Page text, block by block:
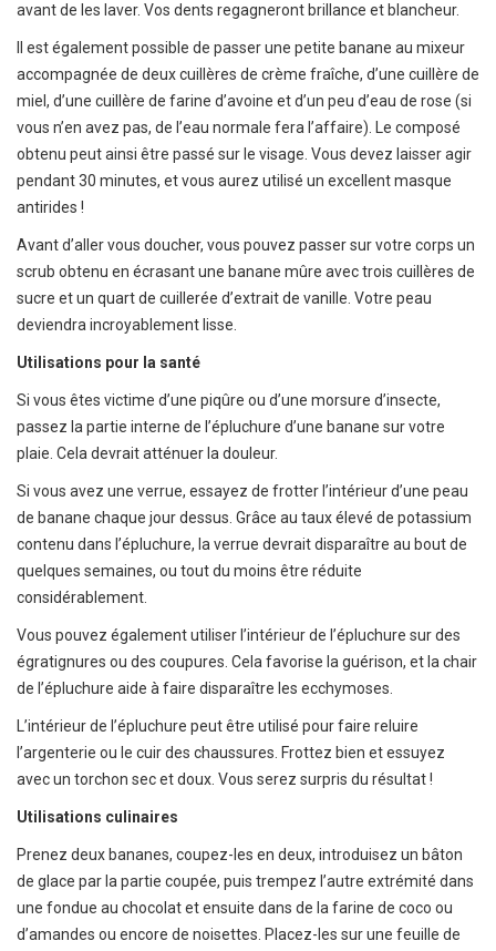
avant de les laver. Vos dents regagneront brillance et blancheur.
Il est également possible de passer une petite banane au mixeur
accompagnée de deux cuillères de crème fraîche, d’une cuillère de
miel, d’une cuillère de farine d’avoine et d’un peu d’eau de rose (si
vous n’en avez pas, de l’eau normale fera l’affaire). Le composé
obtenu peut ainsi être passé sur le visage. Vous devez laisser agir
pendant 30 minutes, et vous aurez utilisé un excellent masque
antirides !
Avant d’aller vous doucher, vous pouvez passer sur votre corps un
scrub obtenu en écrasant une banane mûre avec trois cuillères de
sucre et un quart de cuillerée d’extrait de vanille. Votre peau
deviendra incroyablement lisse.
Utilisations pour la santé
Si vous êtes victime d’une piqûre ou d’une morsure d’insecte,
passez la partie interne de l’épluchure d’une banane sur votre
plaie. Cela devrait atténuer la douleur.
Si vous avez une verrue, essayez de frotter l’intérieur d’une peau
de banane chaque jour dessus. Grâce au taux élevé de potassium
contenu dans l’épluchure, la verrue devrait disparaître au bout de
quelques semaines, ou tout du moins être réduite
considérablement.
Vous pouvez également utiliser l’intérieur de l’épluchure sur des
égratignures ou des coupures. Cela favorise la guérison, et la chair
de l’épluchure aide à faire disparaître les ecchymoses.
L’intérieur de l’épluchure peut être utilisé pour faire reluire
l’argenterie ou le cuir des chaussures. Frottez bien et essuyez
avec un torchon sec et doux. Vous serez surpris du résultat !
Utilisations culinaires
Prenez deux bananes, coupez-les en deux, introduisez un bâton
de glace par la partie coupée, puis trempez l’autre extrémité dans
une fondue au chocolat et ensuite dans de la farine de coco ou
d’amandes ou encore de noisettes. Placez-les sur une feuille de